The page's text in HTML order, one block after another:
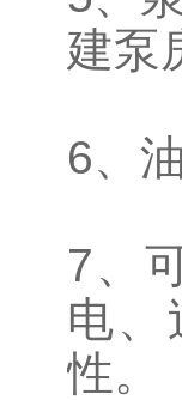
建泵
6、
7、
电
性。